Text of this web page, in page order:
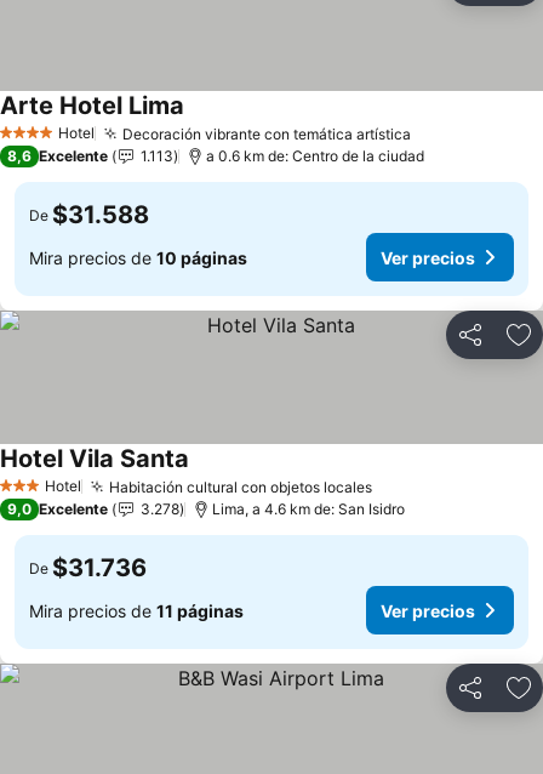
4 EstrellasHotel Decoración vibrante con temática artística
Arte Hotel Lima
8,6 Excelente 1.113 a 0.6 km de: Centro de la ciudad
De $31.588
Mira precios de 10 páginas Ver precios
Compartir
3 Estrellas
Hotel Habitación cultural con objetos locales
Hotel Vila Santa
9,0 Excelente 3.278 Lima, a 4.6 km de: San Isidro
De $31.736
Mira precios de 11 páginas Ver precios
Compartir